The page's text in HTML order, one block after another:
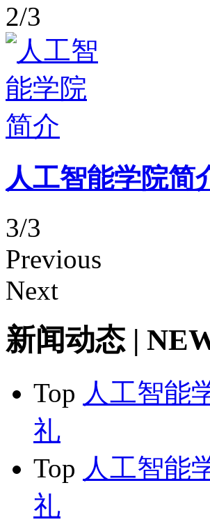
2/3
人工智能学院简
3/3
Previous
Next
新闻动态 |
Top 人工智能
礼
Top 人工智能
礼